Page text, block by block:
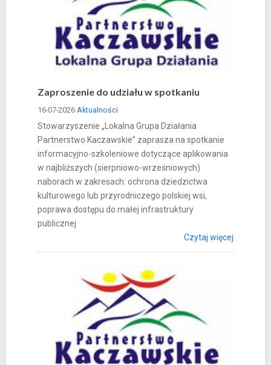
Zaproszenie do udziału w spotkaniu
16-07-2026 Aktualności
Stowarzyszenie „Lokalna Grupa Działania
Partnerstwo Kaczawskie” zaprasza na spotkanie
informacyjno-szkoleniowe dotyczące aplikowania
w najbliższych (sierpniowo-wrześniowych)
naborach w zakresach: ochrona dziedzictwa
kulturowego lub przyrodniczego polskiej wsi,
poprawa dostępu do małej infrastruktury
publicznej
Czytaj więcej